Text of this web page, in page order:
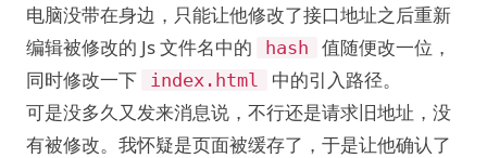
电脑没带在身边，只能让他修改了接口地址之后重新
编辑被修改的 Js 文件名中的
hash
值随便改一位，
同时修改一下
index.html
中的引入路径。
可是没多久又发来消息说，不行还是请求旧地址，没
有被修改。我怀疑是页面被缓存了，于是让他确认了